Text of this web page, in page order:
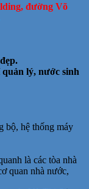
đường Võ
lý, nước sinh
bộ, hệ thống máy
là các tòa nhà
quan nhà nước,